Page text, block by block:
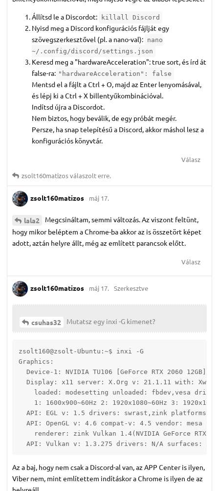
Állítsd le a Discordot: killall Discord
Nyisd meg a Discord konfigurációs fájlját egy
szövegszerkesztővel (pl. a nano-val): nano
~/.config/discord/settings.json
Keresd meg a "hardwareAcceleration": true sort, és írd át
false-ra: "hardwareAcceleration": false
Mentsd el a fájlt a Ctrl + O, majd az Enter lenyomásával,
és lépj ki a Ctrl + X billentyűkombinációval.
Indítsd újra a Discordot.
Nem biztos, hogy beválik, de egy próbát megér.
Persze, ha snap telepítésű a Discord, akkor máshol lesz a
konfigurációs könyvtár.
Válasz
zsolt160matizosválaszolt erre.
zsolt160matizos máj 17.
lala2
Megcsináltam, semmi változás. Az viszont feltünt,
hogy mikor beléptem a Chrome-ba akkor az is összetört képet
adott, aztán helyre állt, még az említett parancsok előtt.
Válasz
zsolt160matizos máj 17. Szerkesztve
csuhas32 Mutatsz egy inxi -G kimenet?
zsolt160@zsolt-Ubuntu:~$ inxi -G
Graphics:
Device-1: NVIDIA TU106 [GeForce RTX 2060 12GB]
Display: x11 server: X.Org v: 21.1.11 with:
loaded: modesetting unloaded: fbdev,vesa dri:
1: 1600x900~60Hz 2: 1920x1080~60Hz 3:
API: EGL v: 1.5 drivers: swrast,zink platforms:
API: OpenGL v: 4.6 compat-v: 4.5 vendor: mesa v:
renderer: zink Vulkan 1.4(NVIDIA GeForce RTX
API: Vulkan v: 1.3.275 drivers: N/A surfaces:
Az a baj, hogy nem csak a Discord-al van, az APP Center is ilyen,
Viber nem, mint említettem indításkor a Chrome is ilyen de az